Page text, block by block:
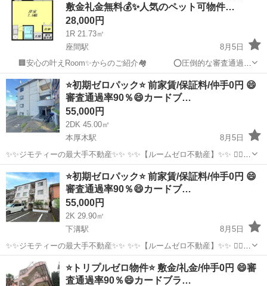
敷金礼金無料💰✨人気のペット可物件…
28,000円
1R 21.73㎡
座間駅
8月5日
🏢安心の叶えRoom✨からのご紹介🏘 ⭕️圧倒的な審査通過
率 ⭕️保証人原則不要 ⭕️完全来店不要にて契約可 ⭕️契約時のみ来
店対応もOK ⭐️審査がご不安な方⭐️ 圧倒的審査通...
神奈川 座間市 座間駅 マンション 物件
⭐️初期ゼロパック⭐️ 前家賃/保証料/仲手0円 😄
審査通過率90％😄カードブ…
55,000円
2DK 45.00㎡
本厚木駅
8月5日
✨✨ジモティーの最大手不動産✨✨ ✨✨【ルームゼロ不動産】✨✨ 🙇‍♂️
🙇‍♂️賃貸の成約件数800件を突破❗️❗️ 🏆🏆🏆🏆🏆🏆🏆🏆🏆🏆🏆🏆 サービ
ス開始からたくさんのお客様に 高評価を頂いて...
神奈川 厚木市 本厚木駅 マンション 物件
⭐️初期ゼロパック⭐️ 前家賃/保証料/仲手0円 😄
審査通過率90％😄カードブ…
55,000円
2K 29.90㎡
下溝駅
8月5日
✨✨ジモティーの最大手不動産✨✨ ✨✨【ルームゼロ不動産】✨✨ 🙇‍♂️
🙇‍♂️賃貸の成約件数800件を突破❗️❗️ 🏆🏆🏆🏆🏆🏆🏆🏆🏆🏆🏆🏆 サービ
ス開始からたくさんのお客様に 高評価を頂いて...
神奈川 相模原市 下溝駅 マンション 物件
⭐️トリプルゼロ物件⭐️ 敷金/礼金/仲手0円 😄審
査通過率90％😄カードブラ…